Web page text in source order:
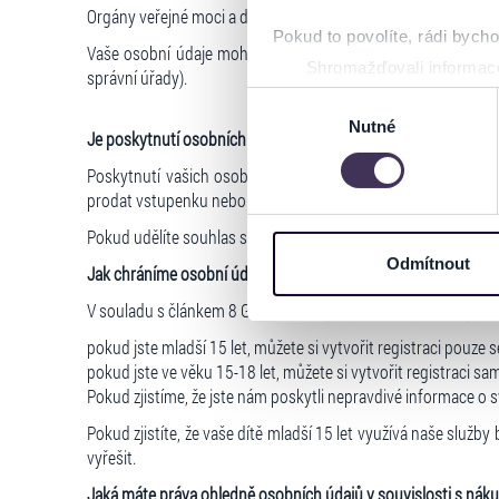
Pokud to povolíte, rádi
Shromažďovali
Identifikovali vaše
Zjistěte více o tom, jak
můžete kdykoliv změnit
informace o vašem zařízení
osobní údaje. Získané
Jaké typy cookies
můžete kdykoliv změnit v
Nutné
Odmítnout
Orgány veřejné moci a další zákonem oprávněné subjekty
Vaše osobní údaje mohou být poskytnuty také orgánům
správní úřady).
Je poskytnutí osobních údajů dobrovolné?
Poskytnutí vašich osobních údajů je zcela dobrovolné a
prodat vstupenku nebo vytvořit registraci.
Pokud udělíte souhlas se zpracováním osobních údajů
Jak chráníme osobní údaje dětí?
V souladu s článkem 8 GDPR a českými právními předpisy
pokud jste mladší 15 let, můžete si vytvořit registraci pouze
pokud jste ve věku 15-18 let, můžete si vytvořit registraci
Pokud zjistíme, že jste nám poskytli nepravdivé informace o
Pokud zjistíte, že vaše dítě mladší 15 let využívá naše
vyřešit.
Jaká máte práva ohledně osobních údajů v souvislosti s